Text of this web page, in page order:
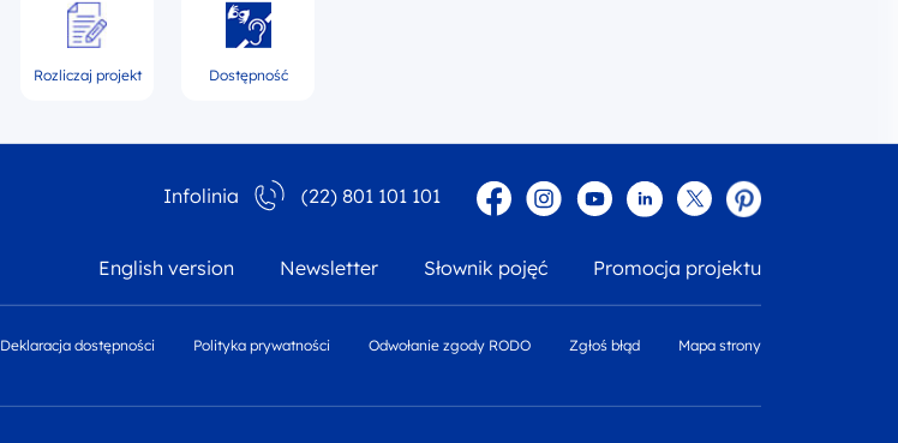
Rozliczaj projekt Dostępność
Infolinia (22) 801 101 101 FacebookInstagram
YouTubeLinkedin
twitterPinterest
English version Newsletter Słownik pojęć Promocja projektu
Deklaracja dostępności Polityka prywatności Odwołanie zgody RODO Zgłoś błąd Mapa strony